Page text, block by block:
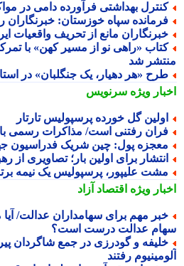
بهداشتی فرآورده دامی در
سپاه خوزستان: خبرنگاران
مانع از تحریف واقعیات
«راهی نو از مسیر کهن» با تمرکز
شد
«هر دهیار، یک جنگلبان» در
ویژهسرنویس
گل خورده پرسپولیسِ تارتار
رفتنی است/ مذاکرات رسمی
پول: چین شریک فدراسیون جهانی
برای اولین بار؛ تصاویری از رهبری
علیپور، پرسپولیس یک نیمه برتر!
ویژهاقتصاد آزاد
عدالت درست است؟
رفتند